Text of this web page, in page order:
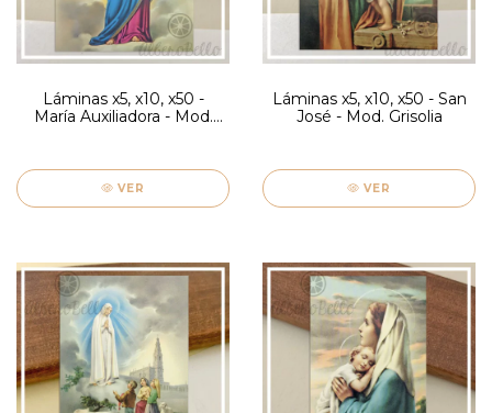
Láminas x5, x10, x50 -
María Auxiliadora - Mod.
VER
Láminas x5, x10, x50 - San
José - Mod. Grisolia
VER